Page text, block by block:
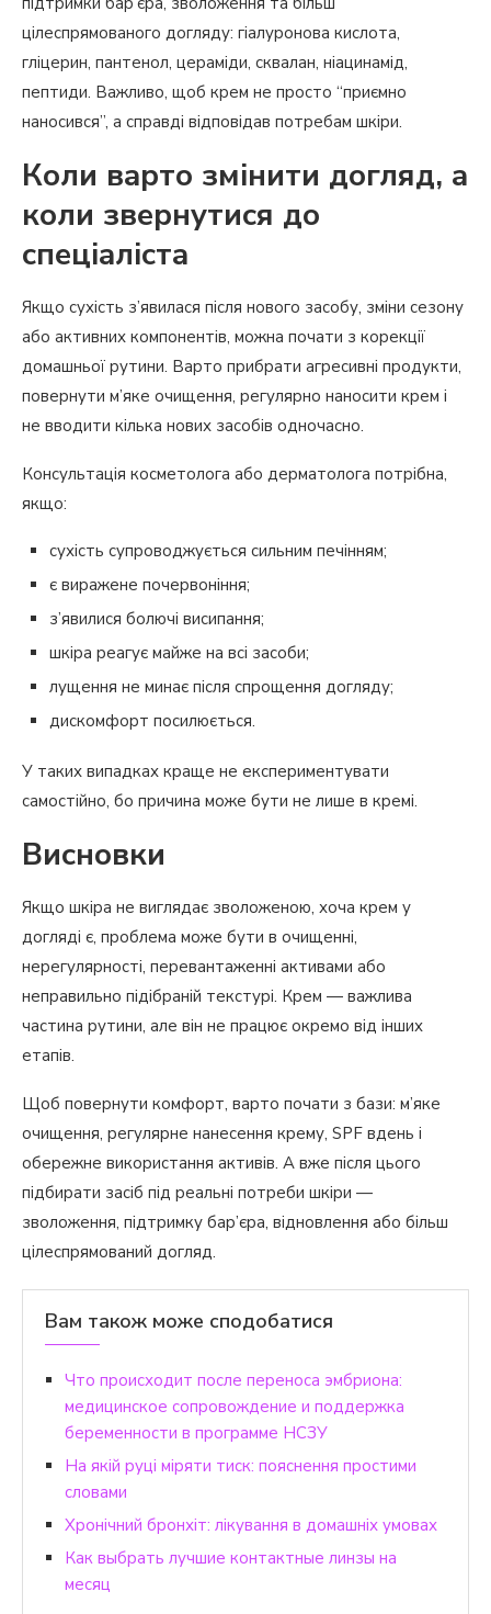
цілеспрямованого догляду: гіалуронова кислота,
гліцерин, пантенол, цераміди, сквалан, ніацинамід,
пептиди. Важливо, щоб крем не просто “приємно
наносився”, а справді відповідав потребам шкіри.
Коли варто змінити догляд, а
коли звернутися до
спеціаліста
Якщо сухість з’явилася після нового засобу, зміни сезону
або активних компонентів, можна почати з корекції
домашньої рутини. Варто прибрати агресивні продукти,
повернути м’яке очищення, регулярно наносити крем і
не вводити кілька нових засобів одночасно.
Консультація косметолога або дерматолога потрібна,
якщо:
сухість супроводжується сильним печінням;
є виражене почервоніння;
з’явилися болючі висипання;
шкіра реагує майже на всі засоби;
лущення не минає після спрощення догляду;
дискомфорт посилюється.
У таких випадках краще не експериментувати
самостійно, бо причина може бути не лише в кремі.
Висновки
Якщо шкіра не виглядає зволоженою, хоча крем у
догляді є, проблема може бути в очищенні,
нерегулярності, перевантаженні активами або
неправильно підібраній текстурі. Крем — важлива
частина рутини, але він не працює окремо від інших
етапів.
Щоб повернути комфорт, варто почати з бази: м’яке
очищення, регулярне нанесення крему, SPF вдень і
обережне використання активів. А вже після цього
підбирати засіб під реальні потреби шкіри —
зволоження, підтримку бар’єра, відновлення або більш
цілеспрямований догляд.
Вам також може сподобатися
Что происходит после переноса эмбриона:
медицинское сопровождение и поддержка
беременности в программе НСЗУ
На якій руці міряти тиск: пояснення простими
словами
Хронічний бронхіт: лікування в домашніх умовах
Как выбрать лучшие контактные линзы на
месяц